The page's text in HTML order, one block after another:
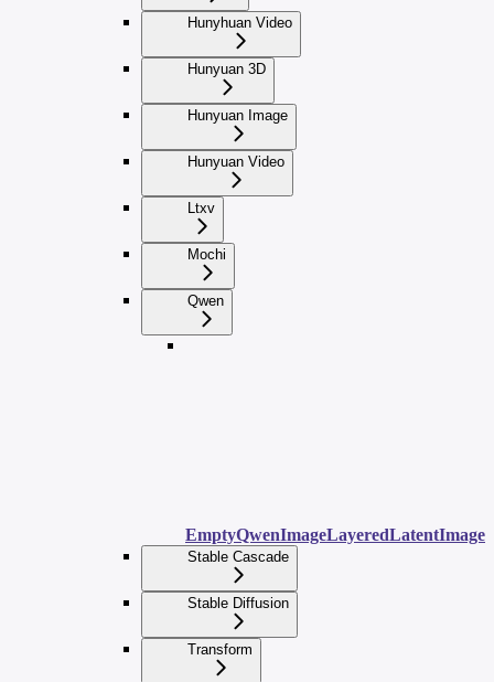
Hunyhuan Video
Hunyuan 3D
Hunyuan Image
Hunyuan Video
Ltxv
Mochi
Qwen
EmptyQwenImageLayeredLatentImage
Stable Cascade
Stable Diffusion
Transform